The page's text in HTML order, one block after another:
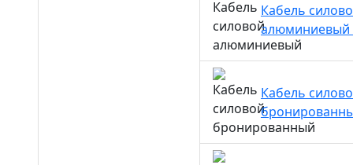
Кабель
алюминиевый
Кабель